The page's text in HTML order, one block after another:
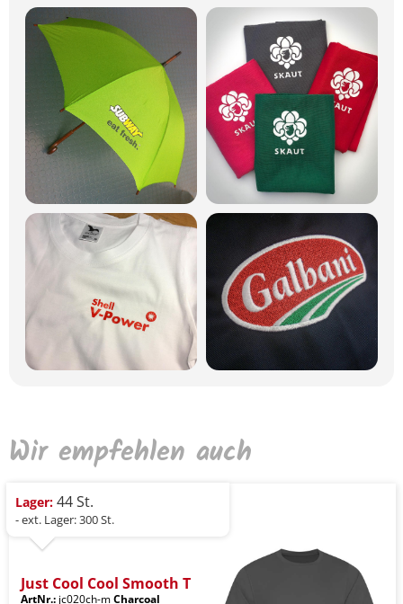
Wir empfehlen auch
Lager: 44 St.
- ext. Lager: 300 St.
Just Cool Cool Smooth T
ArtNr.: jc020ch-mCharcoal